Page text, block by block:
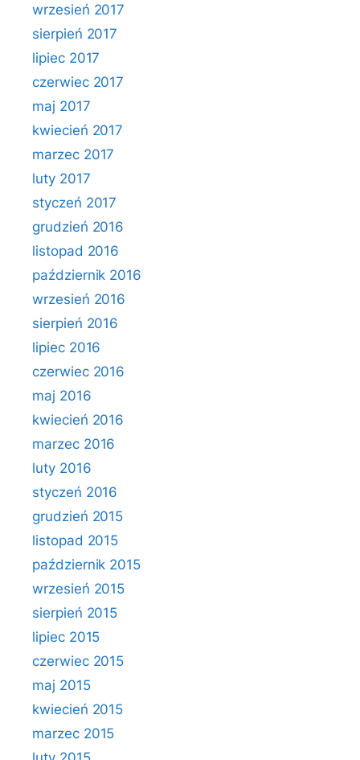
wrzesień 2017
sierpień 2017
lipiec 2017
czerwiec 2017
maj 2017
kwiecień 2017
marzec 2017
luty 2017
styczeń 2017
grudzień 2016
listopad 2016
październik 2016
wrzesień 2016
sierpień 2016
lipiec 2016
czerwiec 2016
maj 2016
kwiecień 2016
marzec 2016
luty 2016
styczeń 2016
grudzień 2015
listopad 2015
październik 2015
wrzesień 2015
sierpień 2015
lipiec 2015
czerwiec 2015
maj 2015
kwiecień 2015
marzec 2015